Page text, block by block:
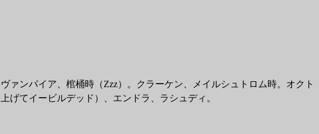
ンパイア、棺桶時（Zzz）。クラーケン、メイルシュトロム時。オクト
げてイービルデッド）、エンドラ、ラシュディ。